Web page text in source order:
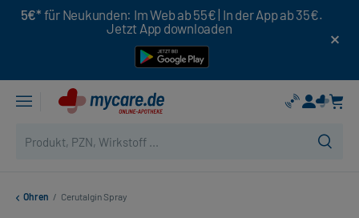
5€* für Neukunden: Im Web ab 55€ | In der App ab 35€.
Jetzt App downloaden
Ohren / Cerutalgin Spray